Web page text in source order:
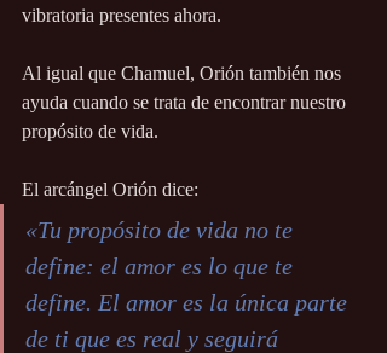
vibratoria presentes ahora.
Al igual que Chamuel, Orión también nos
ayuda cuando se trata de encontrar nuestro
propósito de vida.
El arcángel Orión dice:
«Tu propósito de vida no te
define: el amor es lo que te
define. El amor es la única parte
de ti que es real y seguirá